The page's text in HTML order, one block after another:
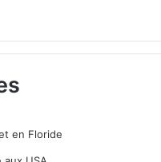
en Floride